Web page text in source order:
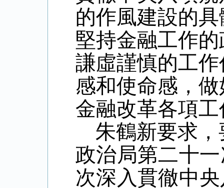
的作風建設的
堅持金融工作
謙虛謹慎的工
感和使命感，
金融改革各項
朱鶴新要求，
政治局第二十
次深入貫徹中